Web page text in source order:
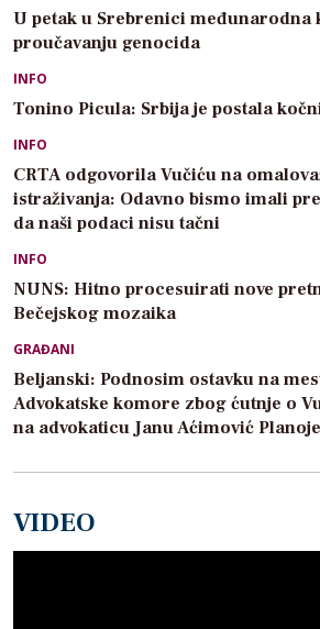
U petak u Srebrenici međunarodna
proučavanju genocida
INFO
Tonino Picula: Srbija je postala
INFO
CRTA odgovorila Vučiću na
istraživanja: Odavno bismo imali
da naši podaci nisu tačni
INFO
NUNS: Hitno procesuirati nove
Bečejskog mozaika
GRAĐANI
Beljanski: Podnosim ostavku na
Advokatske komore zbog ćutnje o
na advokaticu Janu Aćimović
VIDEO